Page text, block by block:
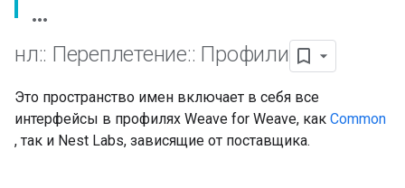
нл:: Переплетение:: Профили
Это пространство имен включает в себя все
интерфейсы в профилях Weave for Weave, как Common
, так и Nest Labs, зависящие от поставщика.